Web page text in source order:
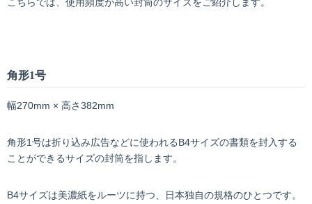
角形1号
幅270mm × 高さ382mm
角形1号は折り込み広告などに使われるB4サイズの書類を封入する
ことができるサイズの封筒を指します。
B4サイズは美濃紙をルーツに持つ、日本独自の規格のひとつです。